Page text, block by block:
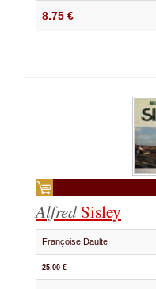
8.75 €
AlfredSisley
Françoise Daulte
25.00 €